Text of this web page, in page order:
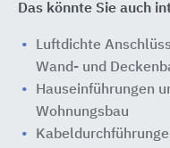
Das könnte Sie auch
Luftdichte
Wand- und
Hauseinführungen
Wohnungsbau